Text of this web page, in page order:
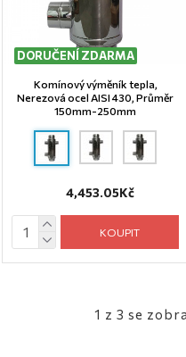
DORUČENÍ ZDARMA
Komínový výměník tepla,
Nerezová ocel AISI 430, Průměr
150mm-250mm
4,453.05Kč
KOUPIT
1 z 3 se